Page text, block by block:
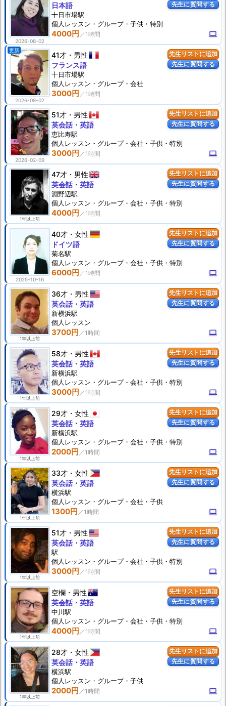
先生に質問する
2026-08-02
4000円 computer
日本語
十日市場駅
個人 レッスン ・グループ・子供・特別
先生リストに追加
先生に質問する
更新
2026-08-02
41才 男性
3000円
フランス語
十日市場駅
個人 レッスン ・グループ・会社
先生リストに追加
先生に質問する
2026-02-09
51才 男性
3000円 computer
英会話・英語
恵比寿駅
個人 レッスン ・グループ・会社・子供・特別
先生リストに追加
先生に質問する
1年以上前
47才 男性
4000円
英会話・英語
淵野辺駅
個人 レッスン ・グループ・会社・子供・特別
先生リストに追加
先生に質問する
2025-10-16
40才 女性
6000円 computer
ドイツ語
菊名駅
個人 レッスン ・グループ・会社・子供・特別
先生リストに追加
先生に質問する
1年以上前
36才 男性
3700円 computer
英会話・英語
新横浜駅
個人 レッスン
先生リストに追加
先生に質問する
1年以上前
58才 男性
3000円 computer
英会話・英語
新横浜駅
個人 レッスン ・グループ・会社・子供・特別
先生リストに追加
先生に質問する
1年以上前
29才 女性
2000円 computer
英会話・英語
新横浜駅
個人 レッスン ・グループ・会社・子供・特別
先生リストに追加
先生に質問する
1年以上前
33才 女性
1300円 computer
英会話・英語
横浜駅
個人 レッスン ・グループ・会社・子供
先生リストに追加
先生に質問する
1年以上前
51才 男性
3000円 computer
英会話・英語
駅
個人 レッスン ・グループ・会社・子供・特別
先生リストに追加
先生に質問する
1年以上前
空欄 男性
4000円 computer
英会話・英語
中川駅
個人 レッスン ・グループ・会社・子供・特別
先生リストに追加
先生に質問する
1年以上前
28才 女性
2000円 computer
英会話・英語
横浜駅
個人 レッスン ・グループ・子供